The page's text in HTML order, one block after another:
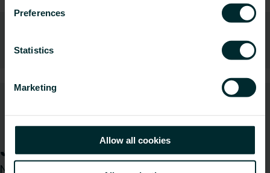
Preferences
Statistics
Marketing
Allow all cookies
Programy komputerowe
Jak możemy Ci pomóc?
Niezależnie od tego, czy jesteś architektem,